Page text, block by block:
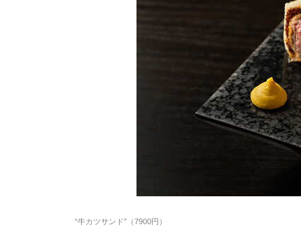
“牛カツサンド”（7900円）